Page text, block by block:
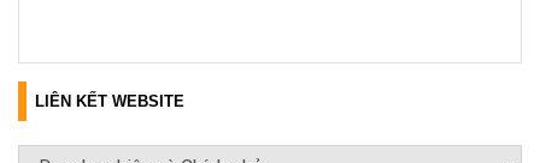
LIÊN KẾT WEBSITE